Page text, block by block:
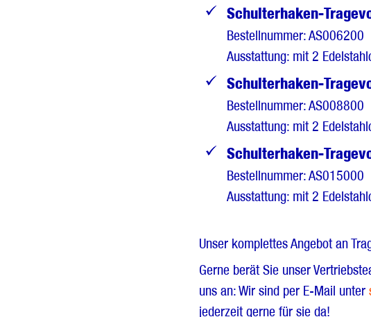
Schulterhaken-
Bestellnummer: AS006200
Ausstattung: mit 2
Schulterhaken-
Bestellnummer: AS008800
Ausstattung: mit 2
Schulterhaken-
Bestellnummer: AS015000
Ausstattung: mit 2
Unser komplettes Angebot an
Gerne berät Sie unser
uns an: Wir sind per E-Mail unter
jederzeit gerne für sie da!